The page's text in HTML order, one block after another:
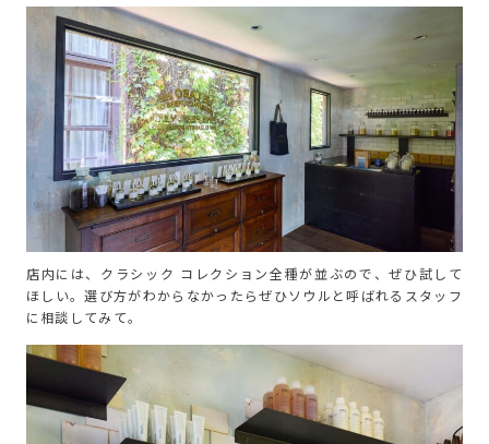
店内には、クラシック コレクション全種が並ぶので、ぜひ試して
ほしい。選び方がわからなかったらぜひソウルと呼ばれるスタッフ
に相談してみて。